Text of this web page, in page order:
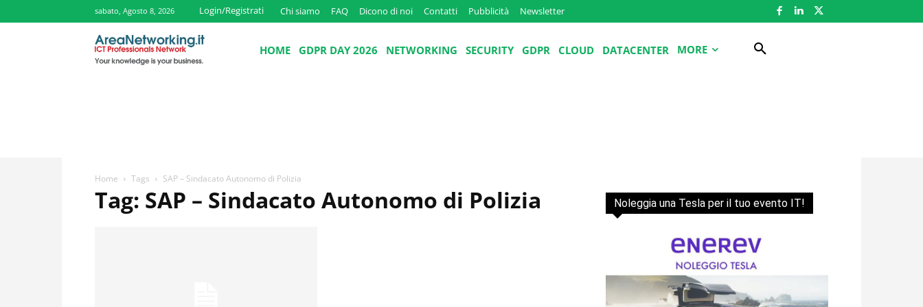
sabato, Agosto 8, 2026 Login/Registrati Chi siamo FAQ Dicono di noi Contatti Pubblicità Newsletter
HOME GDPR DAY 2026 NETWORKING SECURITY GDPR CLOUD DATACENTER MORE
Home Tags SAP – Sindacato Autonomo di Polizia
Tag: SAP – Sindacato Autonomo di Polizia Noleggia una Tesla per il tuo evento IT!